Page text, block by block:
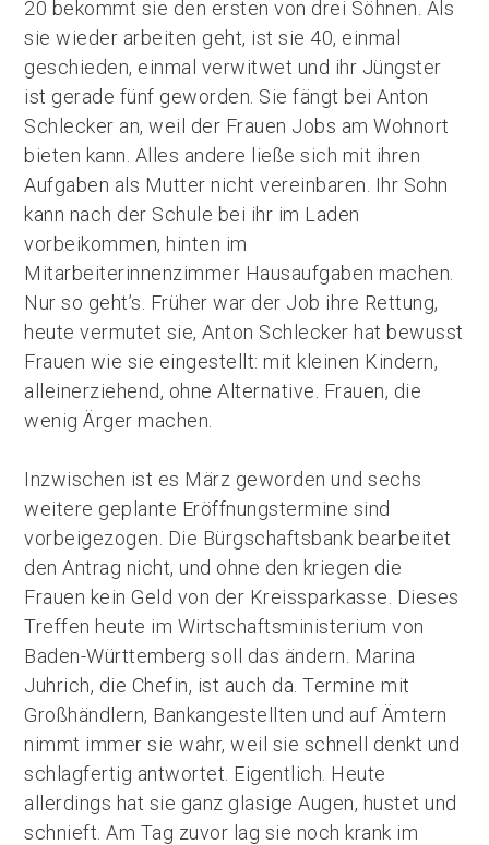
20 bekommt sie den ersten von drei Söhnen. Als
sie wieder arbeiten geht, ist sie 40, einmal
geschieden, einmal verwitwet und ihr Jüngster
ist gerade fünf geworden. Sie fängt bei Anton
Schlecker an, weil der Frauen Jobs am Wohnort
bieten kann. Alles andere ließe sich mit ihren
Aufgaben als Mutter nicht vereinbaren. Ihr Sohn
kann nach der Schule bei ihr im Laden
vorbeikommen, hinten im
Mitarbeiterinnenzimmer Hausaufgaben machen.
Nur so geht’s. Früher war der Job ihre Rettung,
heute vermutet sie, Anton Schlecker hat bewusst
Frauen wie sie eingestellt: mit kleinen Kindern,
alleinerziehend, ohne Alternative. Frauen, die
wenig Ärger machen.
Inzwischen ist es März geworden und sechs
weitere geplante Eröffnungstermine sind
vorbeigezogen. Die Bürgschaftsbank bearbeitet
den Antrag nicht, und ohne den kriegen die
Frauen kein Geld von der Kreissparkasse. Dieses
Treffen heute im Wirtschaftsministerium von
Baden-Württemberg soll das ändern. Marina
Juhrich, die Chefin, ist auch da. Termine mit
Großhändlern, Bankangestellten und auf Ämtern
nimmt immer sie wahr, weil sie schnell denkt und
schlagfertig antwortet. Eigentlich. Heute
allerdings hat sie ganz glasige Augen, hustet und
schnieft. Am Tag zuvor lag sie noch krank im